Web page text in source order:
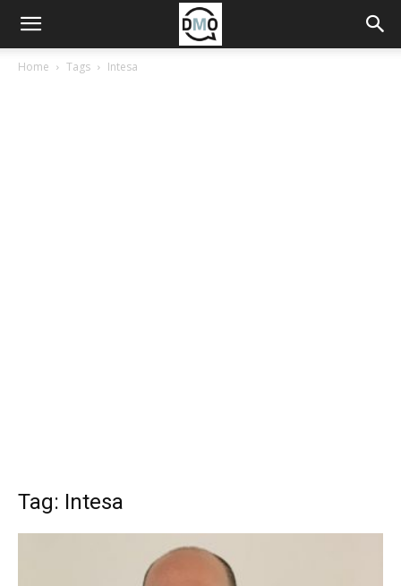
Home Tags Intesa
Tag: Intesa